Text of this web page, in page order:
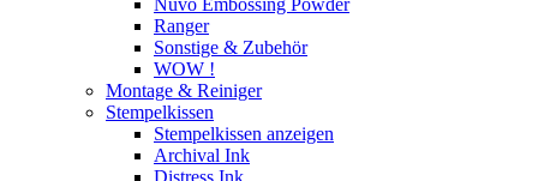
Ranger
Sonstige & Zubehör
WOW !
Montage & Reiniger
Stempelkissen
Stempelkissen anzeigen
Archival Ink
Distress Ink